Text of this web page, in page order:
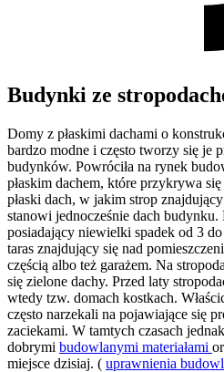
Budynki ze
Domy z płaskimi dachami o
bardzo modne i często tworzy się je
budynków. Powróciła na rynek
płaskim dachem, które przykrywa
płaski dach, w jakim strop
stanowi jednocześnie dach budynku.
posiadający niewielki spadek od 3
taras znajdujący się nad
częścią albo też garażem. Na
się zielone dachy. Przed laty
wtedy tzw. domach kostkach.
często narzekali na pojawiające się
zaciekami. W tamtych czasach
dobrymi budowlanymi materiałami
miejsce dzisiaj. ( uprawnienia